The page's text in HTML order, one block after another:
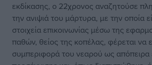
εκδίκασης, ο 22χρονος αναζητούσε
την ανιψιά του μάρτυρα, με την οποία
στοιχεία επικοινωνίας μέσω της
παθών, θείος της κοπέλας, φέρεται να
συμπεριφορά του νεαρού ως απόπειρα